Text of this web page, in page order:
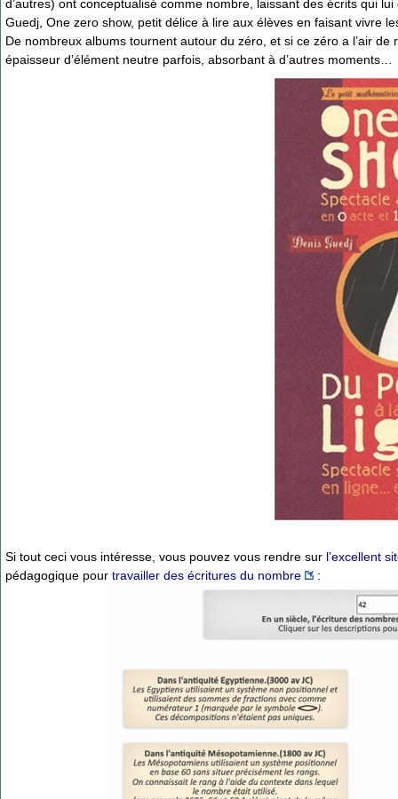
d’autres) ont conceptualisé comme nombre, laissant des écrits qui
Guedj, One zero show, petit délice à lire aux élèves en faisant
De nombreux albums tournent autour du zéro, et si ce zéro a l’air
épaisseur d’élément neutre parfois, absorbant à d’autres moments…
Si tout ceci vous intéresse, vous pouvez vous rendre sur l’excellent
pédagogique pour travailler des écritures du nombre :